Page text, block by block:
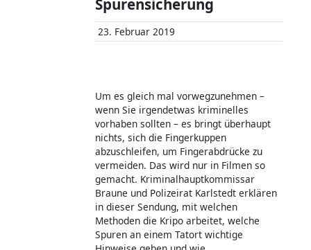
23. Februar 2019
Um es gleich mal vorwegzunehmen –
wenn Sie irgendetwas kriminelles
vorhaben sollten – es bringt überhaupt
nichts, sich die Fingerkuppen
abzuschleifen, um Fingerabdrücke zu
vermeiden. Das wird nur in Filmen so
gemacht. Kriminalhauptkommissar
Braune und Polizeirat Karlstedt erklären
in dieser Sendung, mit welchen
Methoden die Kripo arbeitet, welche
Spuren an einem Tatort wichtige